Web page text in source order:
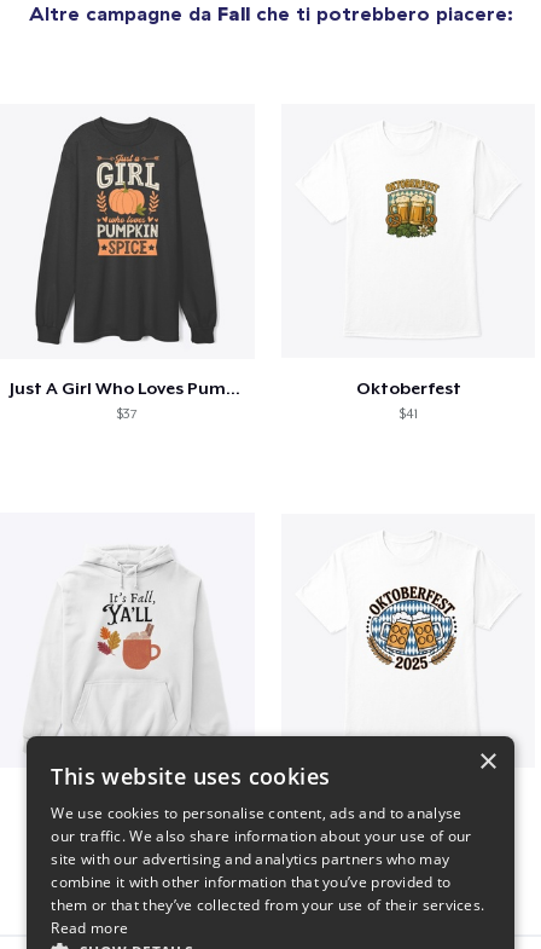
Altre campagne da Fallche ti potrebbero piacere:
Just A Girl Who Loves Pumpkin Spice
$37
Oktoberfest
$41
$41 $41
×
This website uses cookies
We use cookies to personalise content, ads and to analyse
our traffic. We also share information about your use of our
site with our advertising and analytics partners who may
combine it with other information that you’ve provided to
them or that they’ve collected from your use of their services.
Read more